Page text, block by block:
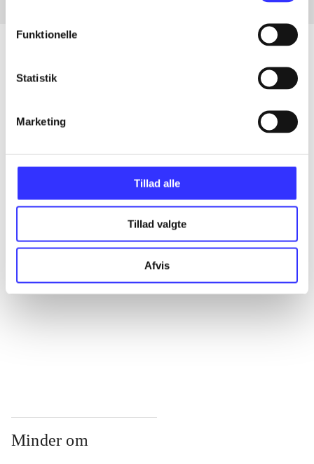
Funktionelle
Statistik
Marketing
Tillad alle
Tillad valgte
Afvis
...
...
Minder om